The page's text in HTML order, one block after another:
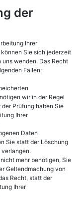
der
Ihrer
Sie sich jederzeit
uns wenden. Das Recht
Fällen:
wir in der Regel
Prüfung haben Sie
Ihrer
Daten
Sie statt der Löschung
mehr benötigen, Sie
Geltendmachung von
Recht, statt der
Ihrer